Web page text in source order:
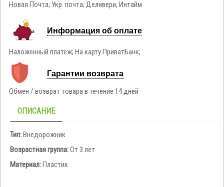
Новая Почта; Укр. почта; Деливери; Интайм
Информация об оплате
Наложенный платёж; На карту ПриватБанк;
Гарантии возврата
Обмен / возврат товара в течение 14 дней
ОПИСАНИЕ
Тип:Внедорожник
Возрастная группа:От 3 лет
Материал:Пластик